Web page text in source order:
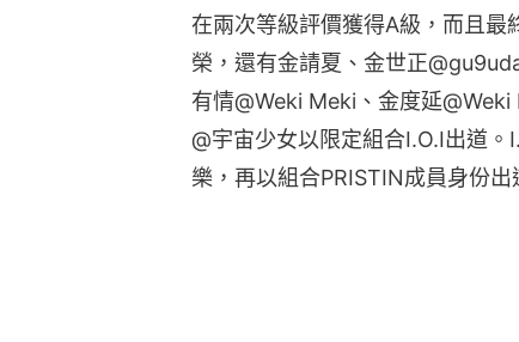
在兩次等級評價獲得A級，而且最
榮，還有金請夏、金世正
有情@Weki Meki、金度延
@宇宙少女以限定組合I.O.I出道
樂，再以組合PRISTIN成員身份